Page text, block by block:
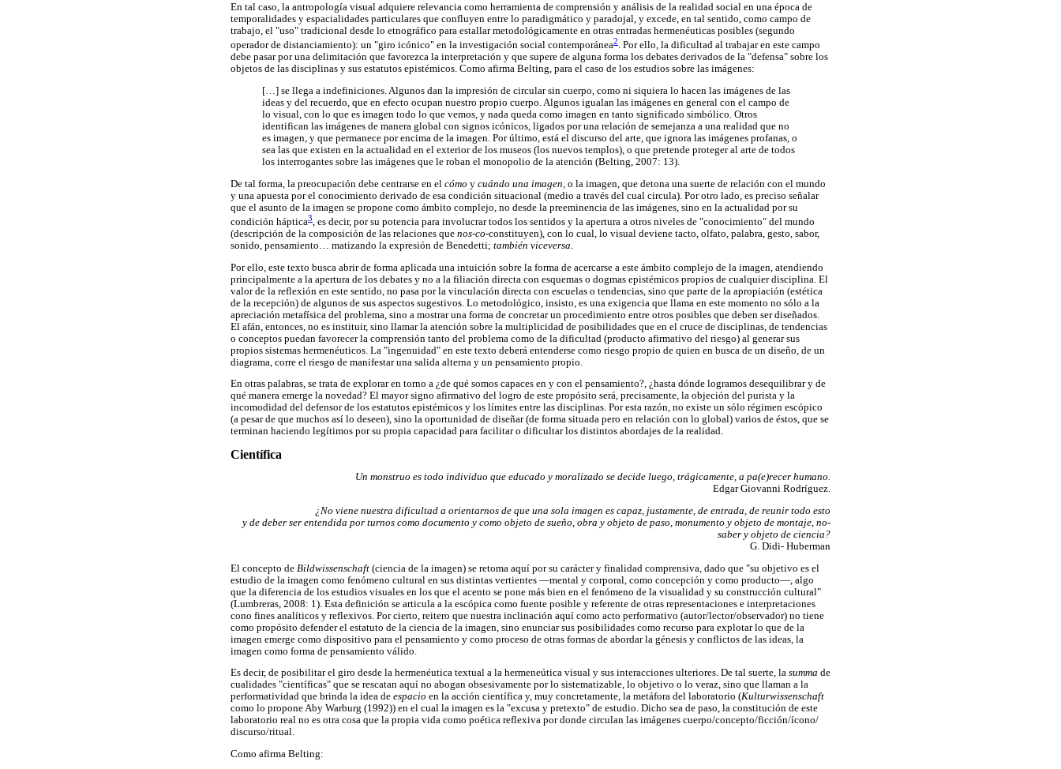
En tal caso, la antropología visual adquiere relevancia como herramienta de comprensión y análisis de la realidad social en una época de
temporalidades y espacialidades particulares que confluyen entre lo paradigmático y paradojal, y excede, en tal sentido, como campo de
trabajo, el "uso" tradicional desde lo etnográfico para estallar metodológicamente en otras entradas hermenéuticas posibles (segundo
operador de distanciamiento): un "giro icónico" en la investigación social contemporánea2
. Por ello, la dificultad al trabajar en este campo
debe pasar por una delimitación que favorezca la interpretación y que supere de alguna forma los debates derivados de la "defensa" sobre los
objetos de las disciplinas y sus estatutos epistémicos. Como afirma Belting, para el caso de los estudios sobre las imágenes:
[…] se llega a indefiniciones. Algunos dan la impresión de circular sin cuerpo, como ni siquiera lo hacen las imágenes de las
ideas y del recuerdo, que en efecto ocupan nuestro propio cuerpo. Algunos igualan las imágenes en general con el campo de
lo visual, con lo que es imagen todo lo que vemos, y nada queda como imagen en tanto significado simbólico. Otros
identifican las imágenes de manera global con signos icónicos, ligados por una relación de semejanza a una realidad que no
es imagen, y que permanece por encima de la imagen. Por último, está el discurso del arte, que ignora las imágenes profanas, o
sea las que existen en la actualidad en el exterior de los museos (los nuevos templos), o que pretende proteger al arte de todos
los interrogantes sobre las imágenes que le roban el monopolio de la atención (Belting, 2007: 13).
De tal forma, la preocupación debe centrarse en el cómo y cuándo una imagen, o la imagen, que detona una suerte de relación con el mundo
y una apuesta por el conocimiento derivado de esa condición situacional (medio a través del cual circula). Por otro lado, es preciso señalar
que el asunto de la imagen se propone como ámbito complejo, no desde la preeminencia de las imágenes, sino en la actualidad por su
condición háptica3, es decir, por su potencia para involucrar todos los sentidos y la apertura a otros niveles de "conocimiento" del mundo
(descripción de la composición de las relaciones que nos-co-constituyen), con lo cual, lo visual deviene tacto, olfato, palabra, gesto, sabor,
sonido, pensamiento… matizando la expresión de Benedetti; también viceversa.
Por ello, este texto busca abrir de forma aplicada una intuición sobre la forma de acercarse a este ámbito complejo de la imagen, atendiendo
principalmente a la apertura de los debates y no a la filiación directa con esquemas o dogmas epistémicos propios de cualquier disciplina. El
valor de la reflexión en este sentido, no pasa por la vinculación directa con escuelas o tendencias, sino que parte de la apropiación (estética
de la recepción) de algunos de sus aspectos sugestivos. Lo metodológico, insisto, es una exigencia que llama en este momento no sólo a la
apreciación metafísica del problema, sino a mostrar una forma de concretar un procedimiento entre otros posibles que deben ser diseñados.
El afán, entonces, no es instituir, sino llamar la atención sobre la multiplicidad de posibilidades que en el cruce de disciplinas, de tendencias
o conceptos puedan favorecer la comprensión tanto del problema como de la dificultad (producto afirmativo del riesgo) al generar sus
propios sistemas hermenéuticos. La "ingenuidad" en este texto deberá entenderse como riesgo propio de quien en busca de un diseño, de un
diagrama, corre el riesgo de manifestar una salida alterna y un pensamiento propio.
En otras palabras, se trata de explorar en torno a ¿de qué somos capaces en y con el pensamiento?, ¿hasta dónde logramos desequilibrar y de
qué manera emerge la novedad? El mayor signo afirmativo del logro de este propósito será, precisamente, la objeción del purista y la
incomodidad del defensor de los estatutos epistémicos y los límites entre las disciplinas. Por esta razón, no existe un sólo régimen escópico
(a pesar de que muchos así lo deseen), sino la oportunidad de diseñar (de forma situada pero en relación con lo global) varios de éstos, que se
terminan haciendo legítimos por su propia capacidad para facilitar o dificultar los distintos abordajes de la realidad.
Científica
Un monstruo es todo individuo que educado y moralizado se decide luego, trágicamente, a pa(e)recer humano.
Edgar Giovanni Rodríguez.
¿No viene nuestra dificultad a orientarnos de que una sola imagen es capaz, justamente, de entrada, de reunir todo esto
y de deber ser entendida por turnos como documento y como objeto de sueño, obra y objeto de paso, monumento y objeto de montaje, no-
saber y objeto de ciencia?
G. Didi- Huberman
El concepto de Bildwissenschaft (ciencia de la imagen) se retoma aquí por su carácter y finalidad comprensiva, dado que "su objetivo es el
estudio de la imagen como fenómeno cultural en sus distintas vertientes —mental y corporal, como concepción y como producto—, algo
que la diferencia de los estudios visuales en los que el acento se pone más bien en el fenómeno de la visualidad y su construcción cultural"
(Lumbreras, 2008: 1). Esta definición se articula a la escópica como fuente posible y referente de otras representaciones e interpretaciones
cono fines analíticos y reflexivos. Por cierto, reitero que nuestra inclinación aquí como acto performativo (autor/lector/observador) no tiene
como propósito defender el estatuto de la ciencia de la imagen, sino enunciar sus posibilidades como recurso para explotar lo que de la
imagen emerge como dispositivo para el pensamiento y como proceso de otras formas de abordar la génesis y conflictos de las ideas, la
imagen como forma de pensamiento válido.
Es decir, de posibilitar el giro desde la hermenéutica textual a la hermeneútica visual y sus interacciones ulteriores. De tal suerte, la summa de
cualidades "científicas" que se rescatan aquí no abogan obsesivamente por lo sistematizable, lo objetivo o lo veraz, sino que llaman a la
performatividad que brinda la idea de espacio en la acción científica y, muy concretamente, la metáfora del laboratorio (Kulturwissenschaft
como lo propone Aby Warburg (1992)) en el cual la imagen es la "excusa y pretexto" de estudio. Dicho sea de paso, la constitución de este
laboratorio real no es otra cosa que la propia vida como poética reflexiva por donde circulan las imágenes cuerpo/concepto/ficción/ícono/
discurso/ritual.
Como afirma Belting: